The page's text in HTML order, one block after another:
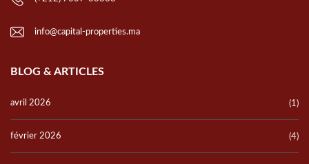
info@capital-properties.ma
BLOG & ARTICLES
avril 2026 (1)
février 2026 (4)